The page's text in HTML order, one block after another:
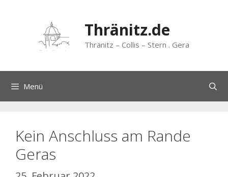
springen
Thränitz.de
Thränitz – Collis – Stern . Gera
Menü
Kein Anschluss am Rande
Geras